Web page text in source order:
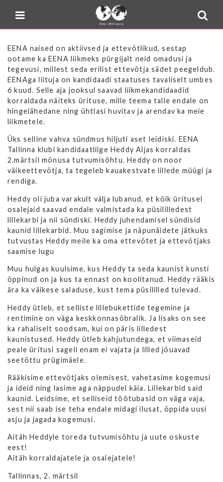
Sulge menüü
Blogi
E-pood
Kontakt
Minu BPW
In English
EENA naised on aktiivsed ja ettevõtlikud, sestap
ootame ka EENA liikmeks pürgijalt neid omadusi ja
tegevusi, millest seda erilist ettevõtja sädet peegeldub.
EENAga liituja on kandidaadi staatuses tavaliselt umbes
6 kuud. Selle aja jooksul saavad liikmekandidaadid
korraldada näiteks ürituse, mille teema talle endale on
hingelähedane ning ühtlasi huvitav ja arendav ka meie
liikmetele.
Üks selline vahva sündmus hiljuti aset leidiski. EENA
Tallinna klubi kandidaatliige Heddy Aljas korraldas
2.märtsil mõnusa tutvumisõhtu. Heddy on noor
väikeettevõtja, ta tegeleb kauakestvate lillede müügi ja
rendiga.
Heddy oli juba varakult välja lubanud, et kõik üritusel
osalejaid saavad endale valmistada ka püsililledest
lillekarbi ja nii sündiski. Heddy juhendamisel sündisid
kaunid lillekarbid. Muu sagimise ja näpunäidete jätkuks
tutvustas Heddy meile ka oma ettevõtet ja ettevõtjaks
saamise lugu
Muu hulgas kuulsime, kus Heddy ta seda kaunist kunsti
õppinud on ja kus ta ennast on koolitanud. Heddy rääkis
ära ka väikese saladuse, kust tema püsililled tulevad.
Heddy ütleb, et selliste lillebukettide tegemine ja
rentimine on väga keskkonnasõbralik. Ja lisaks on see
ka rahaliselt soodsam, kui on päris lilledest
kaunistused. Heddy ütleb kahjutundega, et viimaseid
peale üritusi sageli enam ei vajata ja lilled jõuavad
seetõttu prügimäele.
Rääkisime ettevõtjaks olemisest, vahetasime kogemusi
ja ideid ning lasime aga näppudel käia. Lillekarbid said
kaunid. Leidsime, et selliseid töötubasid on väga vaja,
sest nii saab ise teha endale midagi ilusat, õppida uusi
asju ja jagada kogemusi.
Aitäh Heddyle toreda tutvumisõhtu ja uute oskuste
eest!
Aitäh korraldajatele ja osalejatele!
Tallinnas, 2. märtsil